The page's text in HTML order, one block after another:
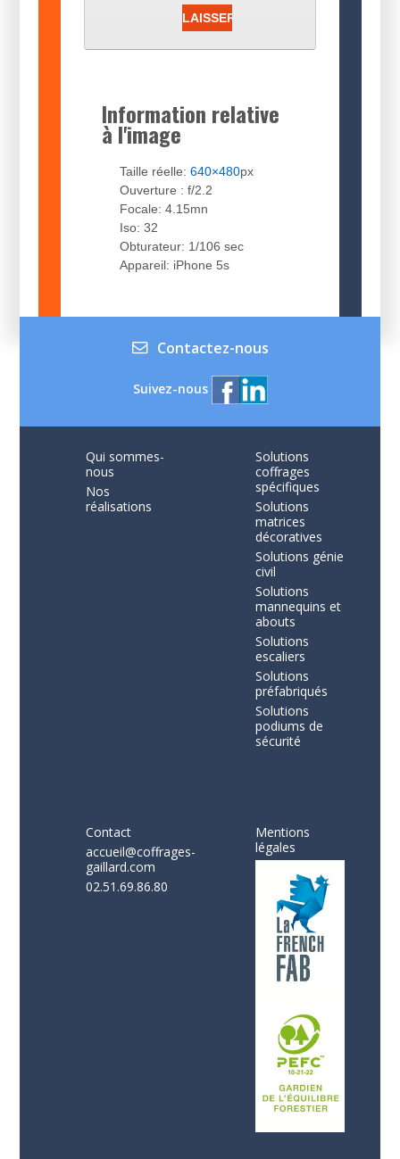
Information relative
à l'image
Taille réelle: 640×480px
Ouverture : f/2.2
Focale: 4.15mn
Iso: 32
Obturateur: 1/106 sec
Appareil: iPhone 5s
Contactez-nous
Suivez-nous
Qui sommes-
nous
Nos
réalisations
Solutions
coffrages
spécifiques
Solutions
matrices
décoratives
Solutions génie
civil
Solutions
mannequins et
abouts
Solutions
escaliers
Solutions
préfabriqués
Solutions
podiums de
sécurité
Contact
accueil@coffrages-
gaillard.com
02.51.69.86.80
Mentions
légales